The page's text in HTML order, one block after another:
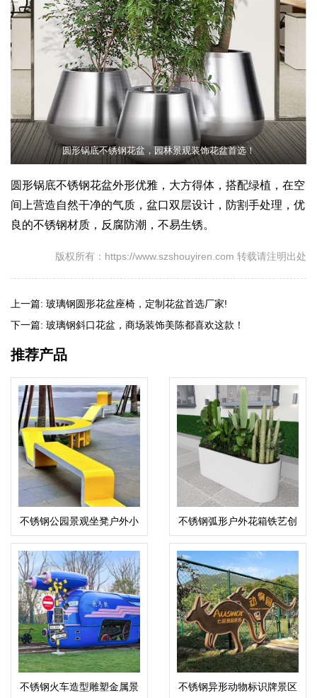
圆形锅底不锈钢花盆，园林景观装饰花盆首选！
圆形锅底不锈钢花盆外形优雅，大方得体，搭配绿植，在空
间上营造自然干净的气质，盆口双层设计，防割手处理，优
良的不锈钢材质，反腐防潮，不易生锈。
版权所有：https://www.szshouyiren.com 转载请注明出处
上一篇: 玻璃钢圆形花盆座椅，定制花盆首选厂家!
下一篇: 玻璃钢斜口花盆，商场装饰美陈都喜欢这款！
推荐产品
不锈钢公园景观坐凳户外小
区金属座椅
不锈钢弧形户外花箱铁艺创
意景观花盆
不锈钢火车造型雕塑金属景
不锈钢异形动物标识牌景区